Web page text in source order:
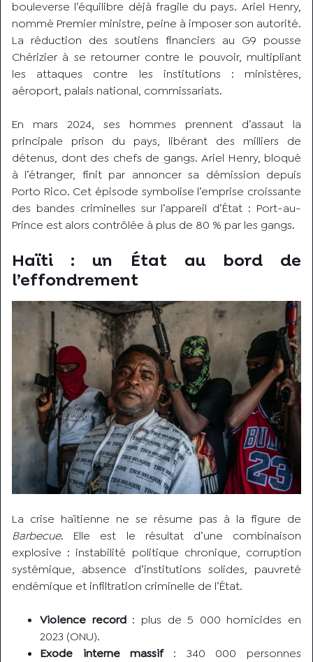
bouleverse l’équilibre déjà fragile du pays. Ariel Henry,
nommé Premier ministre, peine à imposer son autorité.
La réduction des soutiens financiers au G9 pousse
Chérizier à se retourner contre le pouvoir, multipliant
les attaques contre les institutions : ministères,
aéroport, palais national, commissariats.
En mars 2024, ses hommes prennent d’assaut la
principale prison du pays, libérant des milliers de
détenus, dont des chefs de gangs. Ariel Henry, bloqué
à l’étranger, finit par annoncer sa démission depuis
Porto Rico. Cet épisode symbolise l’emprise croissante
des bandes criminelles sur l’appareil d’État : Port-au-
Prince est alors contrôlée à plus de 80 % par les gangs.
Haïti : un État au bord de
l’effondrement
La crise haïtienne ne se résume pas à la figure de
Barbecue. Elle est le résultat d’une combinaison
explosive : instabilité politique chronique, corruption
systémique, absence d’institutions solides, pauvreté
endémique et infiltration criminelle de l’État.
Violence record: plus de 5 000 homicides en
2023 (ONU).
Exode interne massif: 340 000 personnes